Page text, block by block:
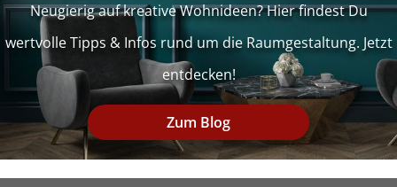
Neugierig auf kreative Wohnideen? Hier findest Du
wertvolle Tipps & Infos rund um die Raumgestaltung. Jetzt
entdecken!
Zum Blog